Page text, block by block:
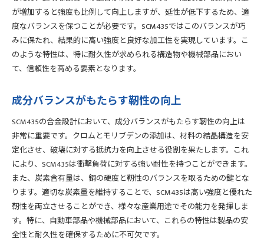
が増加すると強度も比例して向上しますが、延性が低下するため、適
度なバランスを保つことが必要です。SCM435ではこのバランスが巧
みに保たれ、結果的に高い強度と良好な加工性を実現しています。こ
のような特性は、特に耐久性が求められる構造物や機械部品におい
て、信頼性を高める要素となります。
成分バランスがもたらす靭性の向上
SCM435の合金設計において、成分バランスがもたらす靭性の向上は
非常に重要です。クロムとモリブデンの添加は、材料の結晶構造を安
定化させ、破壊に対する抵抗力を向上させる役割を果たします。これ
により、SCM435は衝撃負荷に対する強い耐性を持つことができます。
また、炭素含有量は、鋼の硬度と靭性のバランスを取るための鍵とな
ります。適切な炭素量を維持することで、SCM435は高い強度と優れた
靭性を両立させることができ、様々な産業用途でその能力を発揮しま
す。特に、自動車部品や機械部品において、これらの特性は製品の安
全性と耐久性を確保するために不可欠です。